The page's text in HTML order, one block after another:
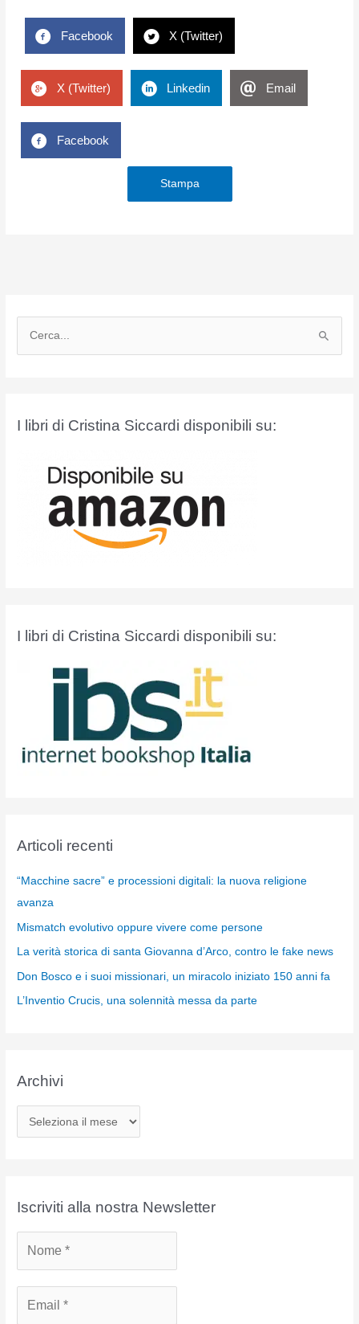
Facebook X (Twitter)
X (Twitter) Linkedin Email
Facebook
Stampa
I libri di Cristina Siccardi disponibili su:
I libri di Cristina Siccardi disponibili su:
Articoli recenti
“Macchine sacre” e processioni digitali: la nuova religione
avanza
Mismatch evolutivo oppure vivere come persone
La verità storica di santa Giovanna d’Arco, contro le fake news
Don Bosco e i suoi missionari, un miracolo iniziato 150 anni fa
L’Inventio Crucis, una solennità messa da parte
Archivi
r
iIscriviti alla nostra Newsletter